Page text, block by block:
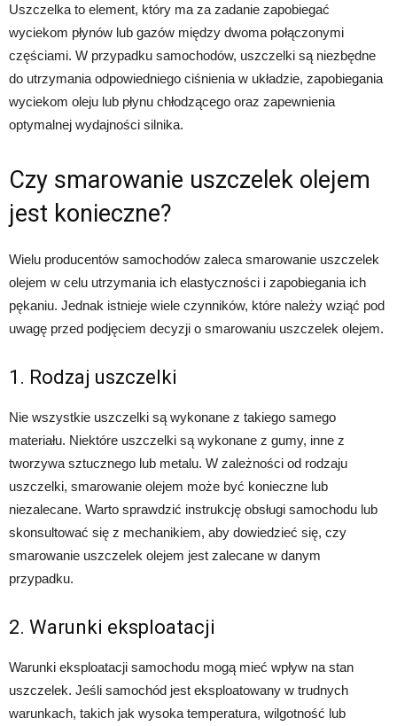
Uszczelka to element, który ma za zadanie zapobiegać
wyciekom płynów lub gazów między dwoma połączonymi
częściami. W przypadku samochodów, uszczelki są niezbędne
do utrzymania odpowiedniego ciśnienia w układzie, zapobiegania
wyciekom oleju lub płynu chłodzącego oraz zapewnienia
optymalnej wydajności silnika.
Czy smarowanie uszczelek olejem
jest konieczne?
Wielu producentów samochodów zaleca smarowanie uszczelek
olejem w celu utrzymania ich elastyczności i zapobiegania ich
pękaniu. Jednak istnieje wiele czynników, które należy wziąć pod
uwagę przed podjęciem decyzji o smarowaniu uszczelek olejem.
1. Rodzaj uszczelki
Nie wszystkie uszczelki są wykonane z takiego samego
materiału. Niektóre uszczelki są wykonane z gumy, inne z
tworzywa sztucznego lub metalu. W zależności od rodzaju
uszczelki, smarowanie olejem może być konieczne lub
niezalecane. Warto sprawdzić instrukcję obsługi samochodu lub
skonsultować się z mechanikiem, aby dowiedzieć się, czy
smarowanie uszczelek olejem jest zalecane w danym
przypadku.
2. Warunki eksploatacji
Warunki eksploatacji samochodu mogą mieć wpływ na stan
uszczelek. Jeśli samochód jest eksploatowany w trudnych
warunkach, takich jak wysoka temperatura, wilgotność lub